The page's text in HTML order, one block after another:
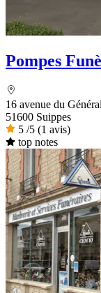
Pompes
16 avenue du
51600 Suippes
5 /5 (1 avis)
top notes